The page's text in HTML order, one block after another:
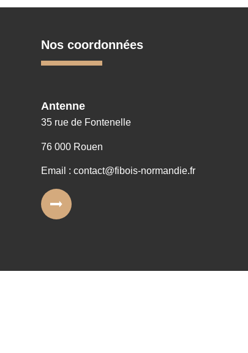
Nos coordonnées
Antenne
35 rue de Fontenelle
76 000 Rouen
Email : contact@fibois-normandie.fr